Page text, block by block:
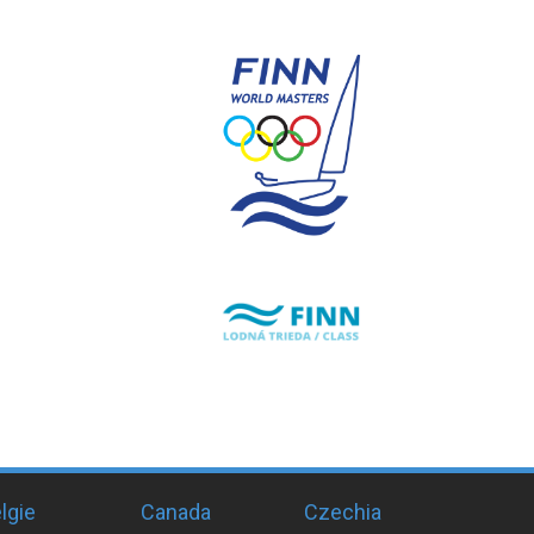
Canada
Czechia